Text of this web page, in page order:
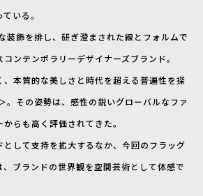
いる。
装飾を排し、研ぎ澄まされた線とフォルムで
ンテンポラリーデザイナーズブランド。
、本質的な美しさと時代を超える普遍性を探
。その姿勢は、感性の鋭いグローバルなファ
らも高く評価されてきた。
して支持を拡大するなか、今回のフラッグ
ブランドの世界観を空間芸術として体感で